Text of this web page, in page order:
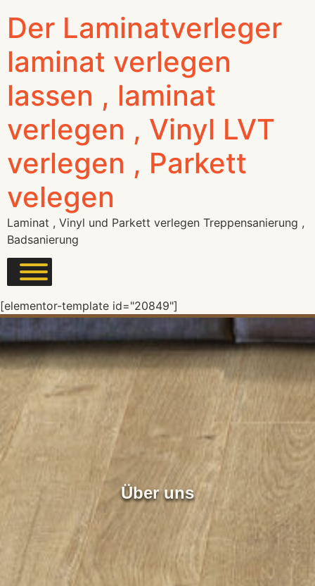
Der Laminatverleger
laminat verlegen
lassen , laminat
verlegen , Vinyl LVT
verlegen , Parkett
velegen
Laminat , Vinyl und Parkett verlegen Treppensanierung ,
Badsanierung
[elementor-template id="20849"]
Über uns